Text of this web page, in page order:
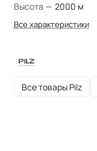
Высота — 2000 м
Все характеристики
Все товары Pilz